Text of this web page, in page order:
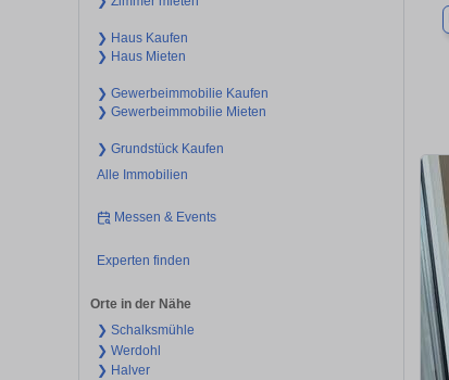
❯ Haus Kaufen
❯ Haus Mieten
❯ Gewerbeimmobilie Kaufen
❯ Gewerbeimmobilie Mieten
❯ Grundstück Kaufen
Alle Immobilien
Messen & Events
Experten finden
Orte in der Nähe
❯ Schalksmühle
❯ Werdohl
❯ Halver